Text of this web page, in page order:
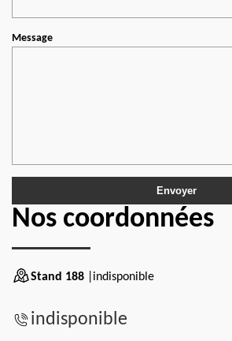
Message
Nos coordonnées
Stand 188 |indisponible
indisponible